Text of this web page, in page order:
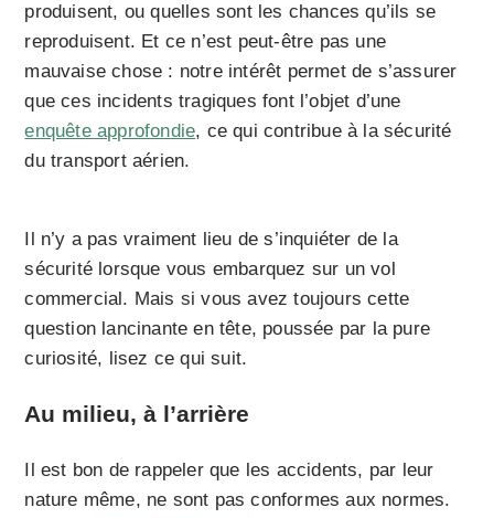
produisent, ou quelles sont les chances qu’ils se
reproduisent. Et ce n’est peut-être pas une
mauvaise chose : notre intérêt permet de s’assurer
que ces incidents tragiques font l’objet d’une
enquête approfondie, ce qui contribue à la sécurité
du transport aérien.
Il n’y a pas vraiment lieu de s’inquiéter de la
sécurité lorsque vous embarquez sur un vol
commercial. Mais si vous avez toujours cette
question lancinante en tête, poussée par la pure
curiosité, lisez ce qui suit.
Au milieu, à l’arrière
Il est bon de rappeler que les accidents, par leur
nature même, ne sont pas conformes aux normes.